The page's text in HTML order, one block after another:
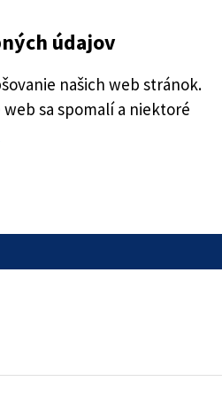
údajov
našich web stránok.
sa spomalí a niektoré